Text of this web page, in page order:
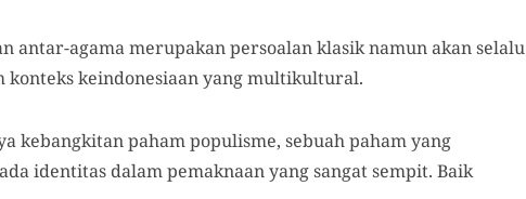
antar-agama merupakan persoalan klasik namun akan selalu
keindonesiaan yang multikultural.
paham populisme, sebuah paham yang
identitas dalam pemaknaan yang sangat sempit. Baik